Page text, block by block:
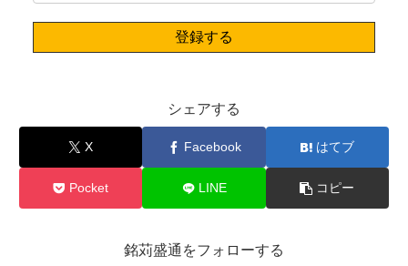
シェアする
X Facebook はてブ
Pocket LINE コピー
銘苅盛通をフォローする